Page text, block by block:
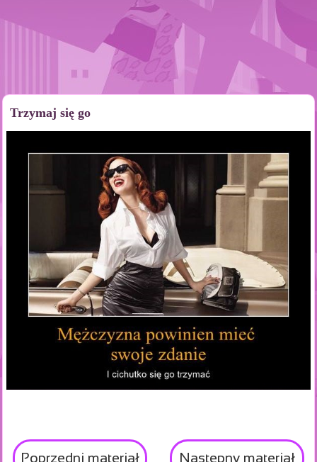
Trzymaj się go
Poprzedni materiał Następny materiał